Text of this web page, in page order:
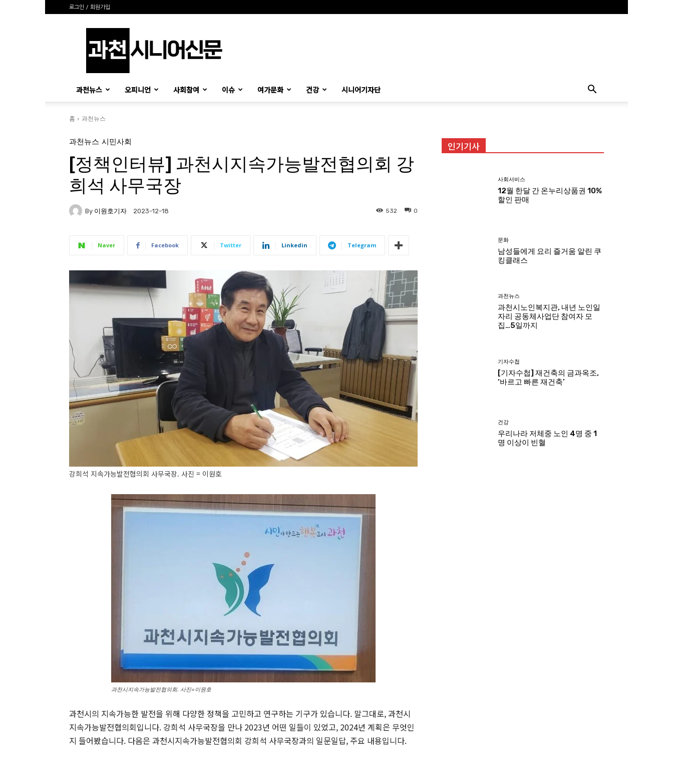
로그인 / 회원가입
시
과천뉴스 오피니언 사회참여 이슈 여가문화 건강 시니어기자단
홈 과천뉴스
과천뉴스 시민사회
[정책인터뷰] 과천시지속가능발전협의회 강
희석 사무국장
By 이원호기자 2023-12-18 0
532
Naver Facebook Twitter Linkedin Telegram
강희석 지속가능발전협의회 사무국장. 사진 = 이원호
과천시지속가능발전협의회. 사진=이원호
과천시의 지속가능한 발전을 위해 다양한 정책을 고민하고 연구하는 기구가 있습니다. 말그대로, 과천시
지속가능발전협의회입니다. 강희석 사무국장을 만나 2023년 어떤 일들이 있었고, 2024년 계획은 무엇인
지 들어봤습니다. 다음은 과천시지속가능발전협의회 강희석 사무국장과의 일문일답, 주요 내용입니다.
인기기사
사회서비스
12월 한달 간 온누리상품권 10%
할인 판매
문화
남성들에게 요리 즐거움 알린 쿠
킹클래스
과천뉴스
과천시노인복지관, 내년 노인일
자리 공동체사업단 참여자 모
집…5일까지
기자수첩
[기자수첩] 재건축의 금과옥조,
‘바르고 빠른 재건축’
건강
우리나라 저체중 노인 4명 중 1
명 이상이 빈혈